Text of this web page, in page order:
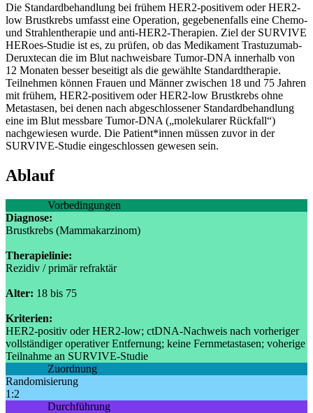
Die Standardbehandlung bei frühem HER2-positivem oder HER2-
low Brustkrebs umfasst eine Operation, gegebenenfalls eine Chemo-
und Strahlentherapie und anti-HER2-Therapien. Ziel der SURVIVE
HERoes-Studie ist es, zu prüfen, ob das Medikament Trastuzumab-
Deruxtecan die im Blut nachweisbare Tumor-DNA innerhalb von
12 Monaten besser beseitigt als die gewählte Standardtherapie.
Teilnehmen können Frauen und Männer zwischen 18 und 75 Jahren
mit frühem, HER2-positivem oder HER2-low Brustkrebs ohne
Metastasen, bei denen nach abgeschlossener Standardbehandlung
eine im Blut messbare Tumor-DNA („molekularer Rückfall“)
nachgewiesen wurde. Die Patient*innen müssen zuvor in der
SURVIVE-Studie eingeschlossen gewesen sein.
Ablauf
Vorbedingungen
Diagnose:
Brustkrebs (Mammakarzinom)
Therapielinie:
Rezidiv / primär refraktär
Alter: 18 bis 75
Kriterien:
HER2-positiv oder HER2-low; ctDNA-Nachweis nach vorheriger
vollständiger operativer Entfernung; keine Fernmetastasen; voherige
Teilnahme an SURVIVE-Studie
Zuordnung
Randomisierung
1:2
Durchführung